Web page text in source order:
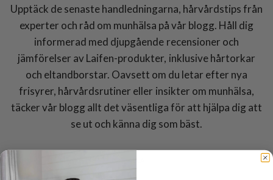
Upptäck de senaste handledningarna, hårvårdstips från
experter och råd om munhälsa på vår blogg. Håll dig
informerad med djupgående recensioner och
jämförelser av Laifen-produkter, inklusive hårtorkar
och eltandborstar. Oavsett om du letar efter nya
frisyrer, hårvårdsrutiner eller insikter om munhälsa,
täcker vår blogg allt det väsentliga för att hjälpa dig att
se ut och känna dig som bäst.